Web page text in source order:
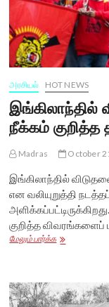
அரசியல் HOT NEWS
இங்கிலாந்தில்
நீக்கம் குறித்த
Madras October
இங்கிலாந்தில்
என வலியுறுத்தி
குறித்த விவரங்களைப்
மேலும் பார்க்கஇங்கிலாந்தில்
நீக்கம்
குறித்த